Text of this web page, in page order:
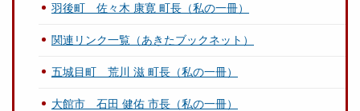
羽後町 佐々木 康寛 町長（私の一冊）
関連リンク一覧（あきたブックネット）
五城目町 荒川 滋 町長（私の一冊）
大館市 石田 健佑 市長（私の一冊）